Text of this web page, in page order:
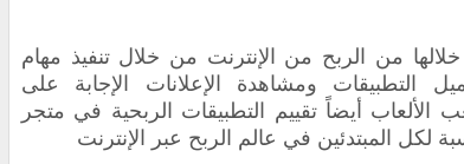
من الربح من الإنترنت من خلال تنفيذ مهام
التطبيقات ومشاهدة الإعلانات الإجابة على
أيضاً تقييم التطبيقات الربحية في متجر
لكل المبتدئين في عالم الربح عبر الإنترنت